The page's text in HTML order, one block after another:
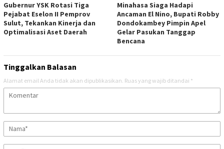
Gubernur YSK Rotasi Tiga
Pejabat Eselon II Pemprov
Sulut, Tekankan Kinerja dan
Optimalisasi Aset Daerah
Minahasa Siaga Hadapi
Ancaman El Nino, Bupati Robby
Dondokambey Pimpin Apel
Gelar Pasukan Tanggap
Bencana
Tinggalkan Balasan
Alamat email Anda tidak akan dipublikasikan. Ruas yang wajib ditandai *